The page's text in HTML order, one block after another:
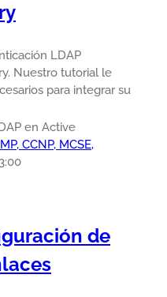
LDAP
Nuestro tutorial le
para integrar su
en Active
CCNP, MCSE,
de